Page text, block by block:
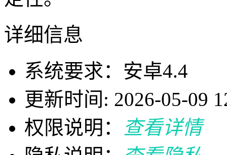
详细信息
系统要求：安卓4.4
更新时间: 2026-05-09
权限说明：
查看详情